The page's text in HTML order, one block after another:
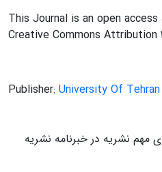
This Journal is an open
Creative Commons Attribution
Publisher: University Of
مهم نشریه در خبرنامه نشریه